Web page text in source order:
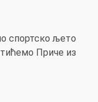
спортско љето
Приче из